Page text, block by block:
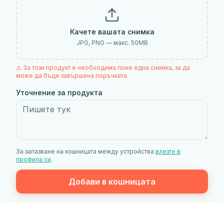
Качете вашата снимка
JPG, PNG — макс. 50MB
⚠️ За този продукт е необходима поне една снимка, за да
може да бъде завършена поръчката.
Уточнение за продукта
За запазване на кошницата между устройства влезте в
профила си.
Добави в кошницата